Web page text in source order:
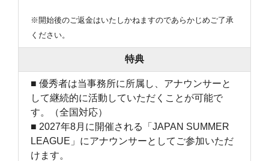
※開始後のご返金はいたしかねますのであらかじめご了承
ください。
特典
■ 優秀者は当事務所に所属し、アナウンサーと
して継続的に活動していただくことが可能で
す。（全国対応）
■ 2027年8月に開催される「JAPAN SUMMER
LEAGUE」にアナウンサーとしてご参加いただ
けます。